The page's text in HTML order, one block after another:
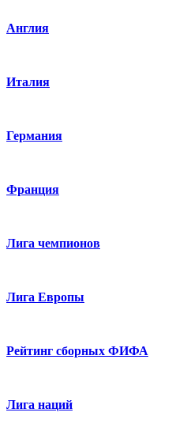
Англия
Италия
Германия
Франция
Лига чемпионов
Лига Европы
Рейтинг сборных ФИФА
Лига наций